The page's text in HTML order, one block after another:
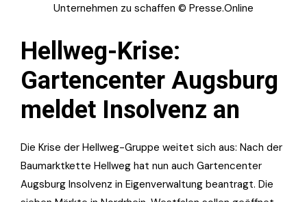
Unternehmen zu schaffen © Presse.Online
Hellweg-Krise:
Gartencenter Augsburg
meldet Insolvenz an
Die Krise der Hellweg-Gruppe weitet sich aus: Nach der
Baumarktkette Hellweg hat nun auch Gartencenter
Augsburg Insolvenz in Eigenverwaltung beantragt. Die